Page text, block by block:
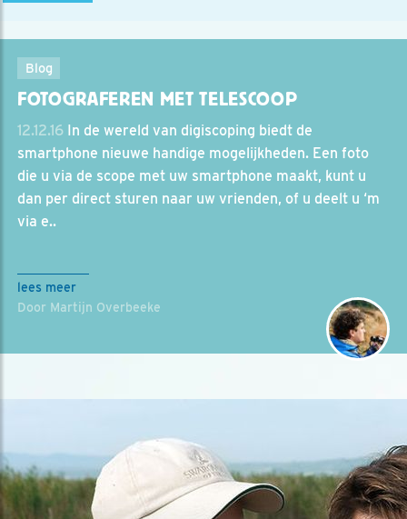
Blog
FOTOGRAFEREN MET TELESCOOP
12.12.16 In de wereld van digiscoping biedt de
smartphone nieuwe handige mogelijkheden. Een foto
die u via de scope met uw smartphone maakt, kunt u
dan per direct sturen naar uw vrienden, of u deelt u ‘m
via e..
lees meer
Door Martijn Overbeeke